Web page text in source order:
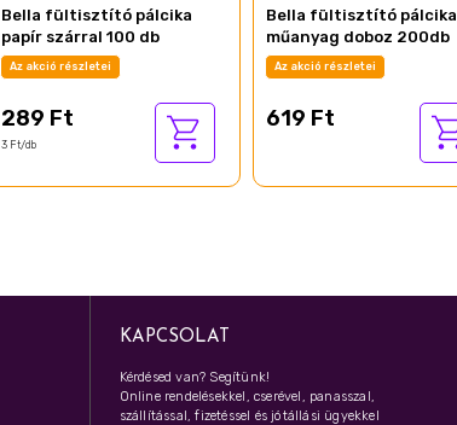
Bella fültisztító pálcika
papír szárral 100 db
Az akció részletei
289 Ft
3 Ft/db
Bella fültisztító pálcika
műanyag doboz 200db
Az akció részletei
619 Ft
KAPCSOLAT
Kérdésed van? Segítünk!
Online rendelésekkel, cserével, panasszal,
szállítással, fizetéssel és jótállási ügyekkel